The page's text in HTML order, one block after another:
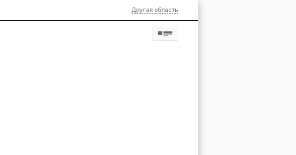
Другая область